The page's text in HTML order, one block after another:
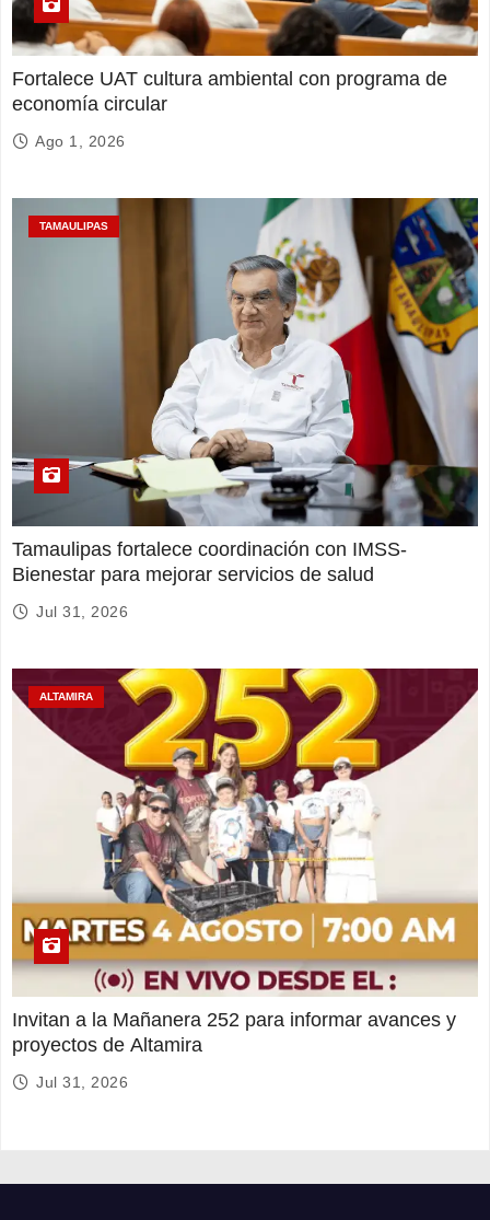
Fortalece UAT cultura ambiental con programa de
economía circular
Ago 1, 2026
TAMAULIPAS
Tamaulipas fortalece coordinación con IMSS-
Bienestar para mejorar servicios de salud
Jul 31, 2026
ALTAMIRA
Invitan a la Mañanera 252 para informar avances y
proyectos de Altamira
Jul 31, 2026